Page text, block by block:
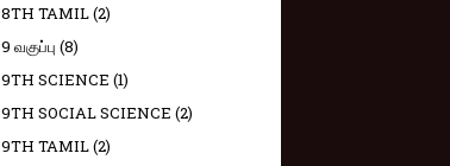
8TH TAMIL(2)
9 வகுப்பு (8)
9TH SCIENCE (1)
9TH SOCIAL SCIENCE (2)
9TH TAMIL(2)